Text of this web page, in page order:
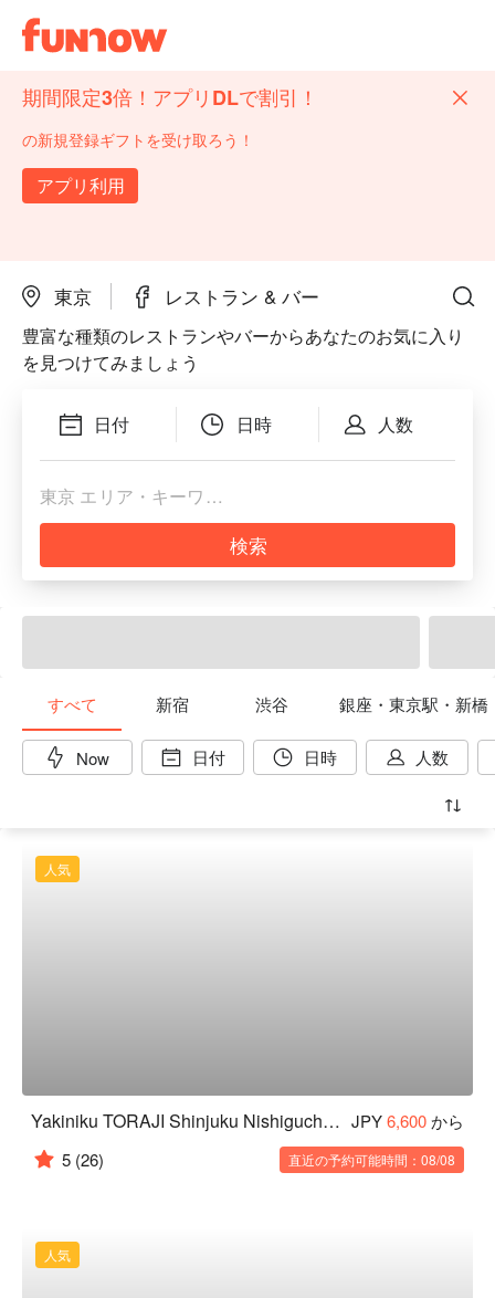
期間限定3倍！アプリDLで割引！
の新規登録ギフトを受け取ろう！
アプリ利用
東京 レストラン & バー
豊富な種類のレストランやバーからあなたのお気に入り
を見つけてみましょう
日付 日時 人数
検索
すべて 新宿 渋谷 銀座・東京駅・新橋
Now 日付 日時 人数
人気
Yakiniku TORAJI Shinjuku Nishiguchi Store JPY6,600から
5 (26) 直近の予約可能時間：08/08
人気